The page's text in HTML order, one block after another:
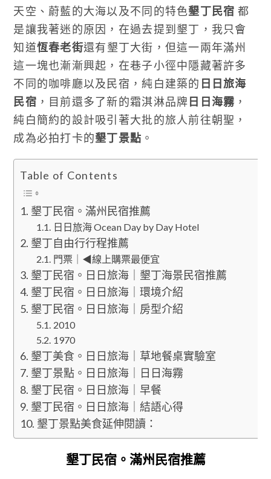
天空、蔚藍的大海以及不同的特色墾丁民宿 都
是讓我著迷的原因，在過去提到墾丁，我只會
知道恆春老街還有墾丁大街，但這一兩年滿州
這一塊也漸漸興起，在巷子小徑中隱藏著許多
不同的咖啡廳以及民宿，純白建築的 日日旅海
民宿 ，目前還多了新的霜淇淋品牌 日日海霧 ，
純白簡約的設計吸引著大批的旅人前往朝聖，
成為必拍打卡的墾丁景點 。
Table of Contents
墾丁民宿。滿州民宿推薦
日日旅海 Ocean Day by Day Hotel
墾丁自由行行程推薦
門票｜◀線上購票最便宜
墾丁民宿。日日旅海｜墾丁海景民宿推薦
墾丁民宿。日日旅海｜環境介紹
墾丁民宿。日日旅海｜房型介紹
2010
1970
墾丁美食。日日旅海｜草地餐桌實驗室
墾丁景點。日日旅海｜日日海霧
墾丁民宿。日日旅海｜早餐
墾丁民宿。日日旅海｜結語心得
墾丁景點美食延伸閱讀：
墾丁民宿。滿州民宿推薦